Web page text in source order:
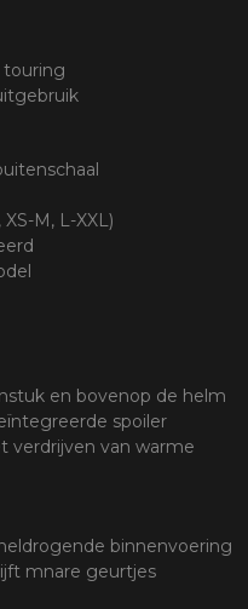
touring
M, L-XXL)
en bovenop de helm
spoiler
verdrijven van warme
binnenvoering
mnare geurtjes